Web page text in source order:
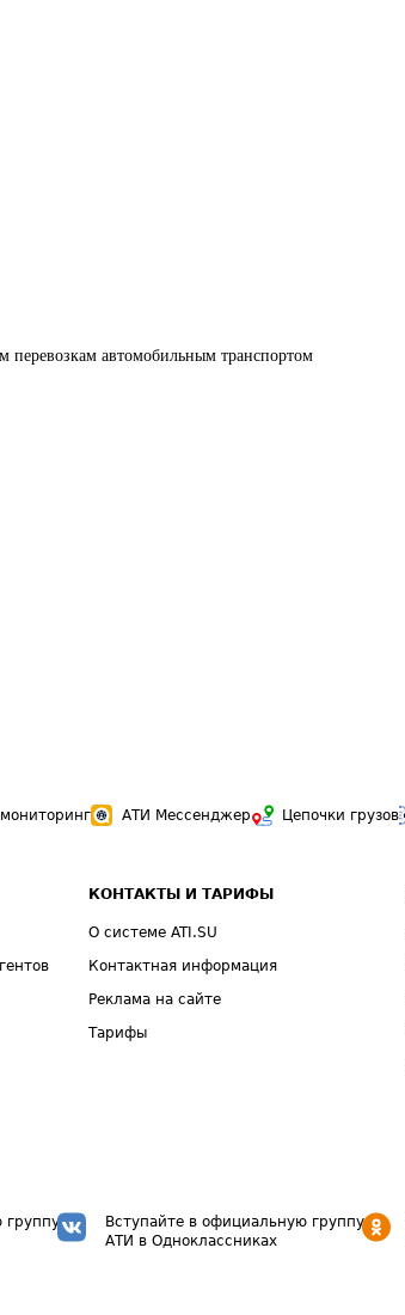
перевозкам автомобильным транспортом
мониторинг АТИ Мессенджер Цепочки грузов
КОНТАКТЫ И ТАРИФЫ
О системе ATI.SU
Контактная информация
Реклама на сайте
Тарифы
группу
Вступайте в официальную группу
АТИ в Одноклассниках